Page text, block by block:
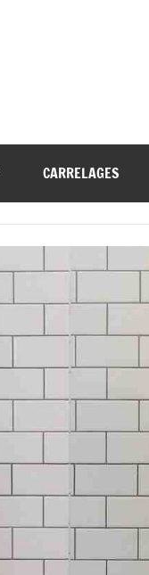
CARRELAGES